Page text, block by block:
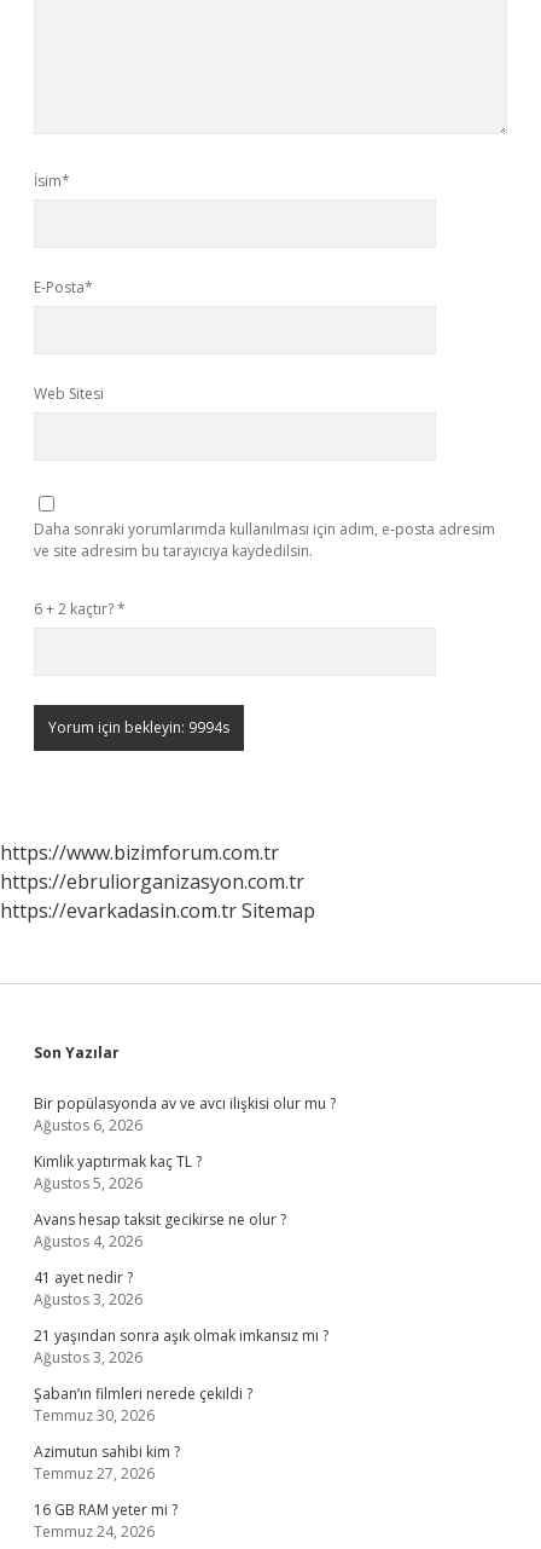
İsim*
E-Posta*
Web Sitesi
Daha sonraki yorumlarımda kullanılması için adım, e-posta adresim
ve site adresim bu tarayıcıya kaydedilsin.
6 + 2 kaçtır?*
https://www.bizimforum.com.tr
https://ebruliorganizasyon.com.tr
https://evarkadasin.com.trSitemap
Sidebar
Son Yazılar
Bir popülasyonda av ve avcı ilişkisi olur mu ?
Ağustos 6, 2026
Kimlik yaptırmak kaç TL ?
Ağustos 5, 2026
Avans hesap taksit gecikirse ne olur ?
Ağustos 4, 2026
41 ayet nedir ?
Ağustos 3, 2026
21 yaşından sonra aşık olmak imkansız mı ?
Ağustos 3, 2026
Şaban’ın filmleri nerede çekildi ?
Temmuz 30, 2026
Azimutun sahibi kim ?
Temmuz 27, 2026
16 GB RAM yeter mi ?
Temmuz 24, 2026